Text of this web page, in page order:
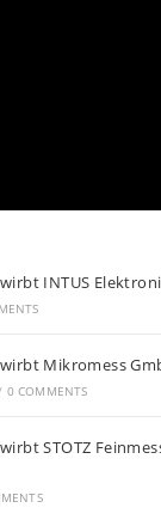
INTUS
Mikromess
0 COMMENTS
STOTZ